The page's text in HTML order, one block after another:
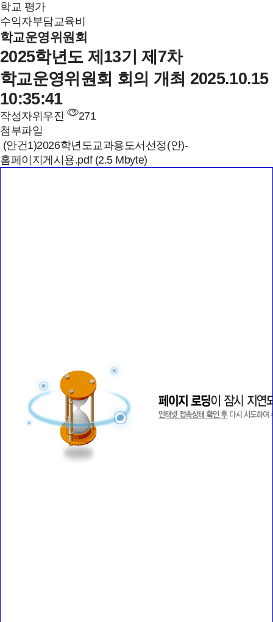
학교 평가
수익자부담교육비
학교운영위원회
2025학년도 제13기 제7차
학교운영위원회 회의 개최 2025.10.15
10:35:41
작성자위우진
271
첨부파일
(안건1)2026학년도교과용도서선정(안)-
홈페이지게시용.pdf (2.5 Mbyte)